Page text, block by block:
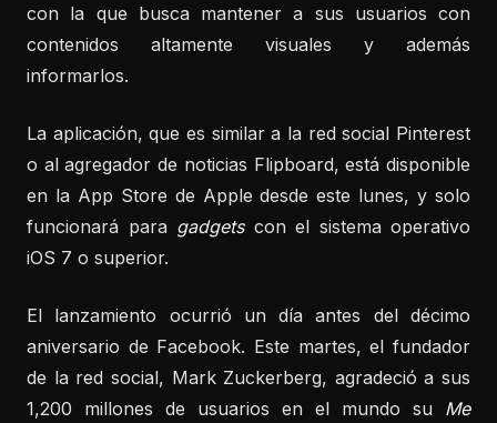
con la que busca mantener a sus usuarios con
contenidos altamente visuales y además
informarlos.
La aplicación, que es similar a la red social Pinterest
o al agregador de noticias Flipboard, está disponible
en la App Store de Apple desde este lunes, y solo
funcionará para gadgetscon el sistema operativo
iOS 7 o superior.
El lanzamiento ocurrió un día antes del décimo
aniversario de Facebook. Este martes, el fundador
de la red social, Mark Zuckerberg, agradeció a sus
1,200 millones de usuarios en el mundo su Me